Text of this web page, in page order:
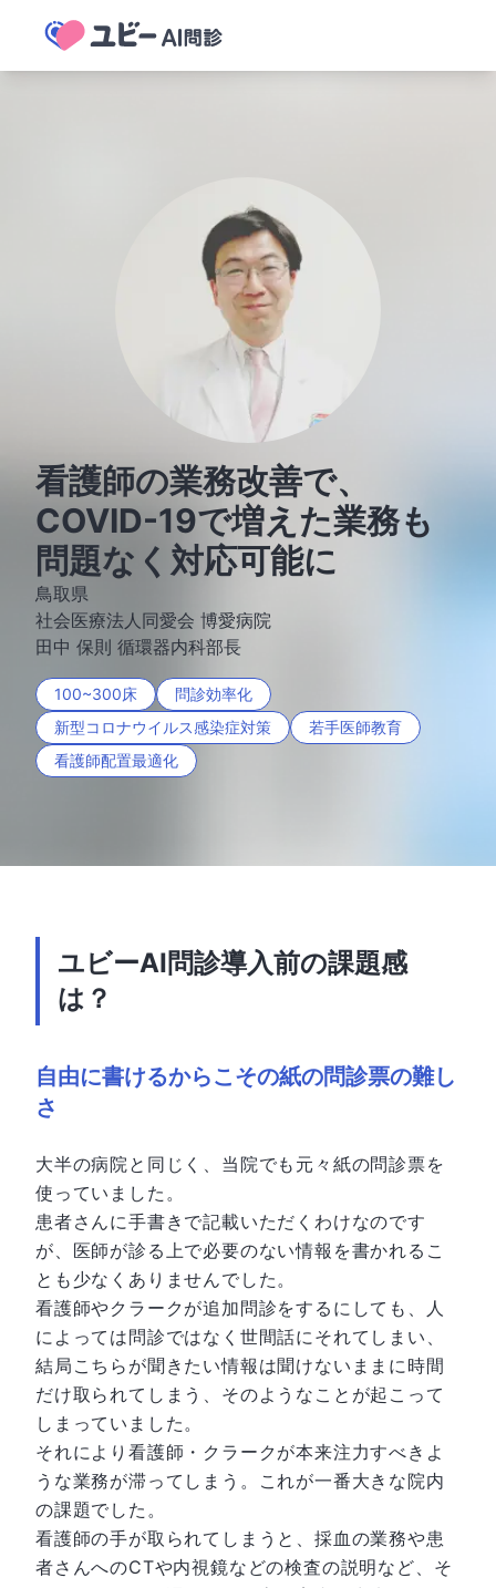
看護師の業務改善で、
COVID-19で増えた業務も
問題なく対応可能に
鳥取県
社会医療法人同愛会 博愛病院
田中 保則 循環器内科部長
100~300床
問診効率化
新型コロナウイルス感染症対策
若手医師教育
看護師配置最適化
ユビーAI問診導入前の課題感
は？
自由に書けるからこその紙の問診票の難し
さ
大半の病院と同じく、当院でも元々紙の問診票を
使っていました。
患者さんに手書きで記載いただくわけなのです
が、医師が診る上で必要のない情報を書かれるこ
とも少なくありませんでした。
看護師やクラークが追加問診をするにしても、人
によっては問診ではなく世間話にそれてしまい、
結局こちらが聞きたい情報は聞けないままに時間
だけ取られてしまう、そのようなことが起こって
しまっていました。
それにより看護師・クラークが本来注力すべきよ
うな業務が滞ってしまう。これが一番大きな院内
の課題でした。
看護師の手が取られてしまうと、採血の業務や患
者さんへのCTや内視鏡などの検査の説明など、そ